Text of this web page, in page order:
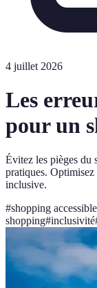
4 juillet 2026
Les
pour un
Évitez les pièges du
pratiques. Optimisez
inclusive.
#shopping accessible
shopping#inclusivité